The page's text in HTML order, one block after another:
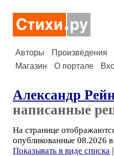
Авторы Произведения
Магазин
О портале
Александр
написанные
На странице
опубликованные 08.2026
Показывать в виде списка |